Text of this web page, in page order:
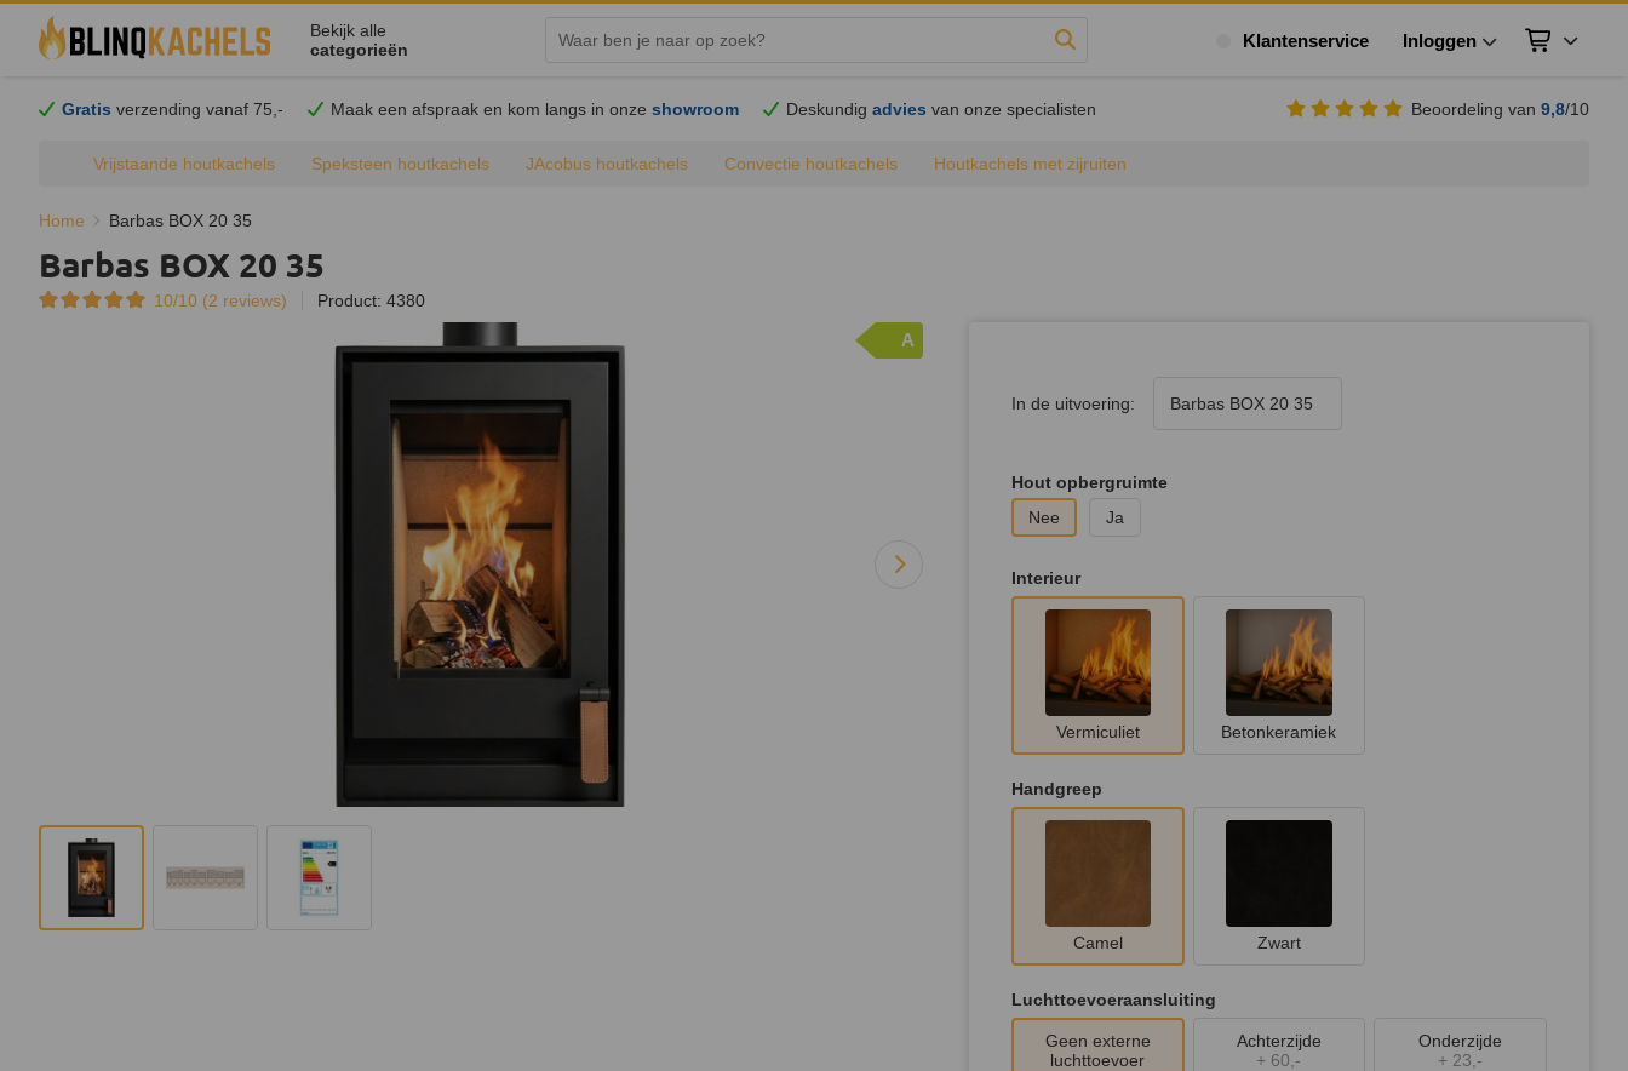
Bekijk alle
categorieën
Klantenservice Inloggen Winkelwagen
Gratis verzending vanaf 75,- Maak een afspraak en kom langs in onzeshowroom Deskundigadvies van onze specialisten Beoordeling van 9,8/10
Vrijstaande houtkachels Speksteen houtkachels JAcobus houtkachels Convectie houtkachels Houtkachels met zijruiten
Home Barbas BOX 20 35
Barbas BOX 20 35
10/10 (2 reviews) Product: 4380
A
In de uitvoering: Barbas BOX 20 35
Hout opbergruimte
Nee
Ja
Interieur
Vermiculiet Betonkeramiek
Handgreep
Camel Zwart
Luchttoevoeraansluiting
Geen externe
luchttoevoer
Achterzijde
+ 60,-
Onderzijde
+ 23,-